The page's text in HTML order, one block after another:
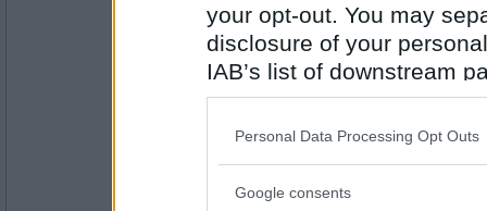
your opt-out. You may
disclosure of your
IAB’s list of downstream
also be disclosed by us
Downstream Participants
Please note that this
Personal Data Processing Opt Outs
Google consents
Antall innlegg:
174
Har nissen fått grøt?
Sjokolade med stor S faktisk..